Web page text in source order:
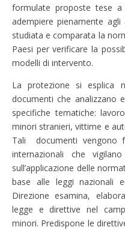
formulate proposte tese
adempiere pienamente
studiata e comparata la
Paesi per verificare la
modelli di intervento.
La protezione si esplica
documenti che analizzano
specifiche tematiche:
minori stranieri, vittime e
Tali documenti vengono
internazionali che
sull’applicazione delle
base alle leggi nazionali
Direzione esamina,
legge e direttive nel
minori. Predispone le